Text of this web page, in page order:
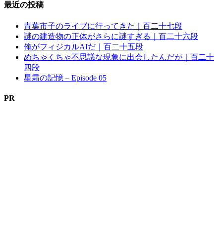
最近の投稿
青葉市子のライブに行ってきた｜百二十七段
謎の建造物の正体がさらに謎すぎる｜百二十六段
俺がフィジカルAIだ｜百二十五段
めちゃくちゃ不思議な現象に出会したんだが｜百二十
四段
星霜の記憶 – Episode 05
PR